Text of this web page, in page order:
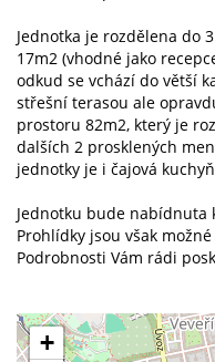
Jednotka je rozdělena do
17m2 (vhodné jako
odkud se vchází do větší
střešní terasou ale
prostoru 82m2, který je
dalších 2 prosklených
jednotky je i čajová
Jednotku bude nabídnuta
Prohlídky jsou však
Podrobnosti Vám rádi
+